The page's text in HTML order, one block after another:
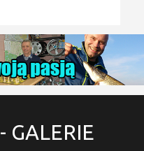
- GALERIE